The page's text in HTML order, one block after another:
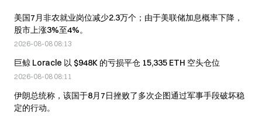
美国7月非农就业岗位减少2.3万个；由于美联储加息概率下降，
股市上涨3%至4%。
2026-08-08 08:13
巨鲸 Loracle 以 $948K 的亏损平仓 15,335 ETH 空头仓位
2026-08-08 08:11
伊朗总统称，该国于8月7日挫败了多次企图通过军事手段破坏稳
定的行动。